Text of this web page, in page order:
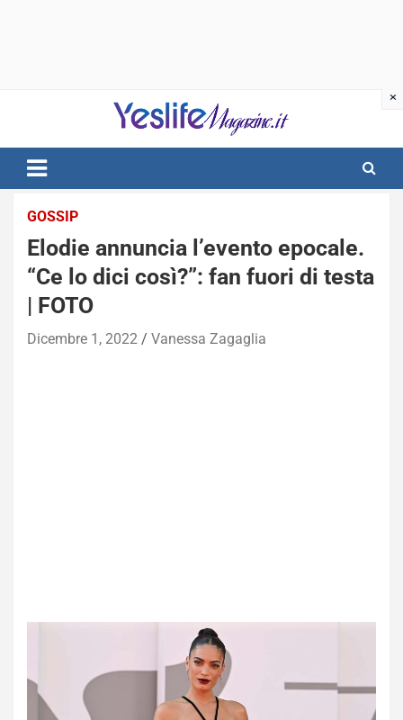
notizie di intrattenimento
GOSSIP
Elodie annuncia l’evento epocale.
“Ce lo dici così?”: fan fuori di testa
| FOTO
Dicembre 1, 2022 Vanessa Zagaglia